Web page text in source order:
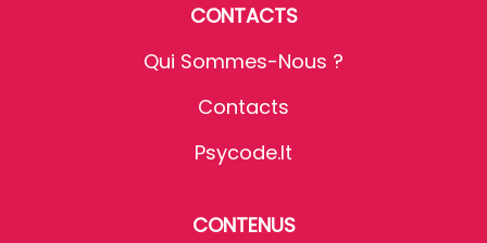
CONTACTS
Qui Sommes-Nous ?
Contacts
Psycode.it
CONTENUS